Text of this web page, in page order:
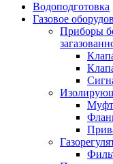
Водоподготовка
Газовое
Приборы